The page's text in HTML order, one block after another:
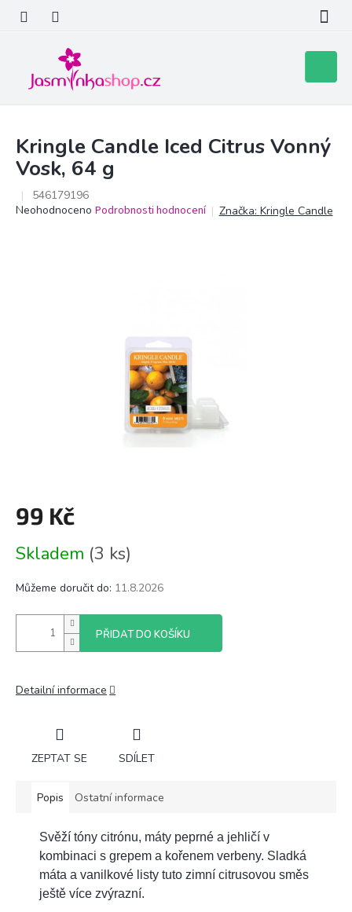
obsah
košík
Kringle Candle Iced Citrus Vonný
Vosk, 64 g
546179196
Průměrné
Neohodnoceno Podrobnosti hodnocení Značka: Kringle Candle
99 Kč
cena:
Skladem (3 ks)
Můžeme doručit do: 11.8.2026
PŘIDAT DO KOŠÍKU
Detailní informace
ZEPTAT SE SDÍLET
Popis Ostatní informace
Svěží tóny citrónu, máty peprné a jehličí v
kombinaci s grepem a kořenem verbeny. Sladká
máta a vanilkové listy tuto zimní citrusovou směs
ještě více zvýrazní.